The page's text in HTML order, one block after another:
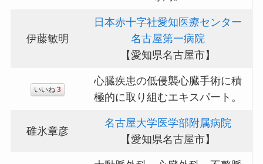
伊藤敏明
日本赤十字社愛知医療センター
名古屋第一病院
【愛知県名古屋市】
いいね 3
心臓疾患の低侵襲心臓手術に積
極的に取り組むエキスパート。
碓氷章彦
名古屋大学医学部附属病院
【愛知県名古屋市】